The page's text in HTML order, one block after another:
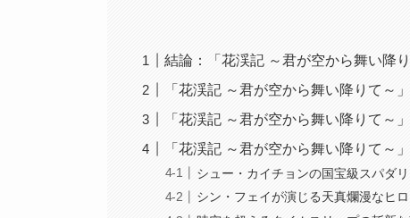
結論：「花渓記 ～君が空から舞い降
「花渓記 ～君が空から舞い降りて～
「花渓記 ～君が空から舞い降りて～
「花渓記 ～君が空から舞い降りて～
シュー・カイチョンの国宝級スパダリ
シン・フェイが演じる天真爛漫なヒ